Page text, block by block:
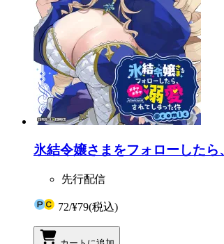
氷結令嬢さまをフォローした
先行配信
72/¥79(税込)